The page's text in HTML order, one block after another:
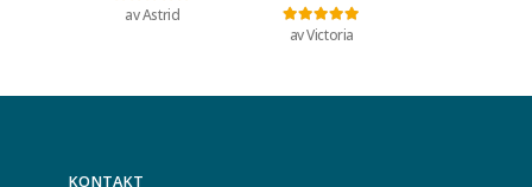
Vurdert5
av Astrid
Vurdert5av 5
av Victoria
KONTAKT